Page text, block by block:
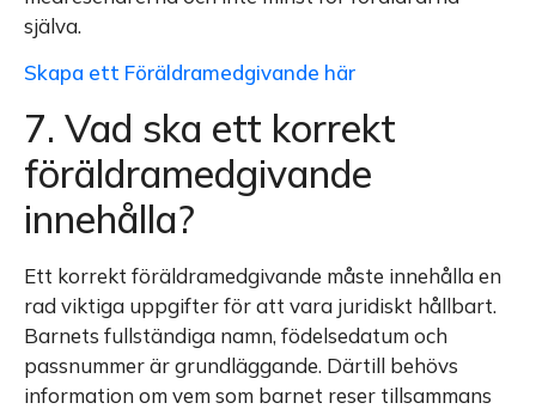
själva.
Skapa ett Föräldramedgivande här
7. Vad ska ett korrekt
föräldramedgivande
innehålla?
Ett korrekt föräldramedgivande måste innehålla en
rad viktiga uppgifter för att vara juridiskt hållbart.
Barnets fullständiga namn, födelsedatum och
passnummer är grundläggande. Därtill behövs
information om vem som barnet reser tillsammans